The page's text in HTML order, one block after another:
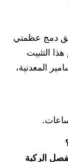
دمج عظمتي
التثبيت
المعدنية،
الركبة